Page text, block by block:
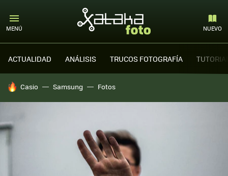
MENÚ NUEVO
ACTUALIDAD ANÁLISIS TRUCOS FOTOGRAFÍA
HOY SE HABLA DE
Casio Samsung Fotos